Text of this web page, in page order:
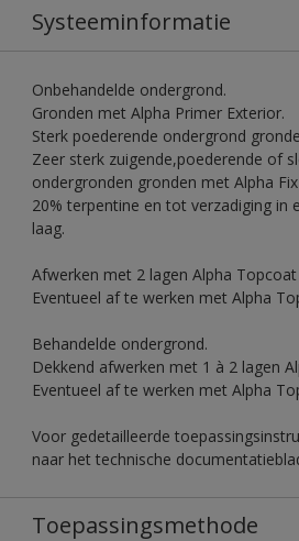
Systeeminformatie
Onbehandelde ondergrond.
Gronden met Alpha Primer Exterior.
Sterk poederende ondergrond
Zeer sterk zuigende,poederende of
ondergronden gronden met Alpha
20% terpentine en tot verzadiging in
laag.
Afwerken met 2 lagen Alpha Topcoat
Eventueel af te werken met Alpha
Behandelde ondergrond.
Dekkend afwerken met 1 à 2 lagen
Eventueel af te werken met Alpha
Voor gedetailleerde
naar het technische
Toepassingsmethode